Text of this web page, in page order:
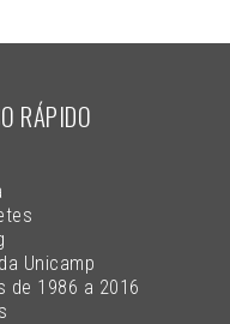
RÁPIDO
Unicamp
de 1986 a 2016